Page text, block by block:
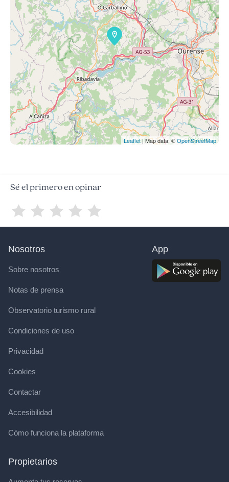
Leaflet | Map data: ©OpenStreetMap
Sé el primero en opinar
Nosotros
Sobre nosotros
Notas de prensa
Observatorio turismo rural
Condiciones de uso
Privacidad
Cookies
Contactar
Accesibilidad
Cómo funciona la plataforma
Propietarios
App